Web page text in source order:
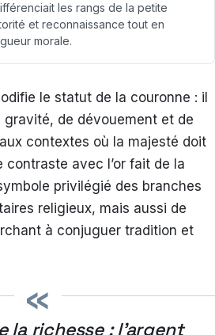
les rangs de la petite
et reconnaissance tout en
morale.
le statut de la couronne : il
de dévouement et de
contextes où la majesté doit
contraste avec l’or fait de la
privilégié des branches
religieux, mais aussi de
à conjuguer tradition et
«
la richesse ; l’argent